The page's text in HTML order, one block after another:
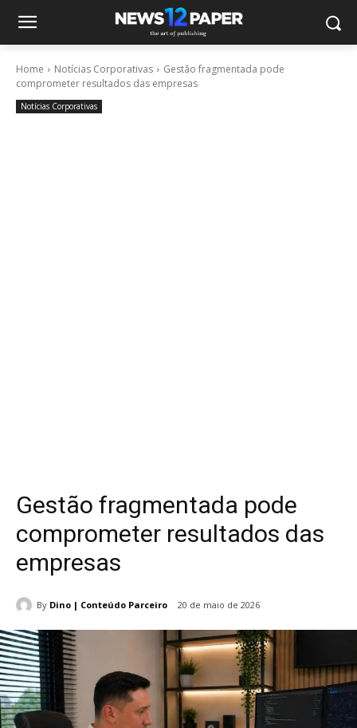
Home Notícias Corporativas
Gestão fragmentada pode
comprometer resultados das empresas
Notícias Corporativas
Gestão fragmentada pode
comprometer resultados das
empresas
By Dino | Conteúdo Parceiro 20 de maio de 2026